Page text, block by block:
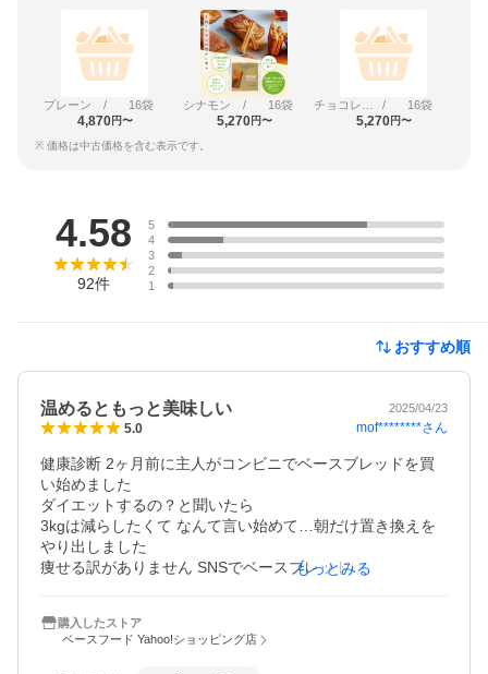
プレーン / 16袋
4,870円〜
シナモン / 16袋
5,270円〜
/ 16袋
5,270円〜
※ 価格は中古価格を含む表示です。
4.58
92件
5
4
3
2
1
おすすめ順
温めるともっと美味しい 2025/04/23
5.0 mof********さん
健康診断 2ヶ月前に主人がコンビニでベースブレッドを買
い始めました
ダイエットするの？と聞いたら
3kgは減らしたくて なんて言い始めて…朝だけ置き換えを
やり出しました
痩せる訳がありません SNSでベースブレッドは痩せないっ
でもベースブレッドやフードはとてもダイエットに向いて
います
もっとみる
購入したストア
ベースフード Yahoo!ショッピング店